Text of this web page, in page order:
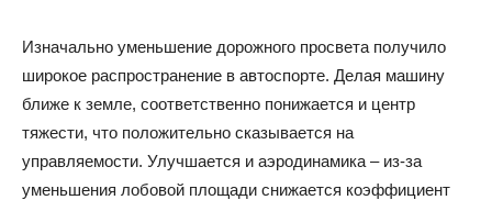
Изначально уменьшение дорожного просвета получило
широкое распространение в автоспорте. Делая машину
ближе к земле, соответственно понижается и центр
тяжести, что положительно сказывается на
управляемости. Улучшается и аэродинамика – из-за
уменьшения лобовой площади снижается коэффициент